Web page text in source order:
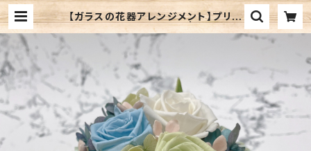
【ガラスの花器アレンジメント】プリザ
ーブドフラワー/寒色系① | さくらかん